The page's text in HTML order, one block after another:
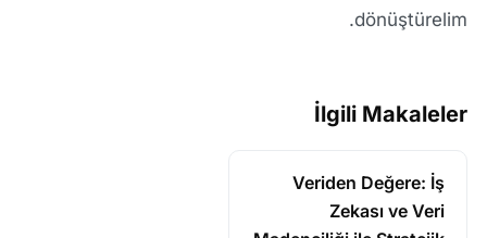
dönüştürelim.
İlgili Makaleler
Veriden Değere: İş
Zekası ve Veri